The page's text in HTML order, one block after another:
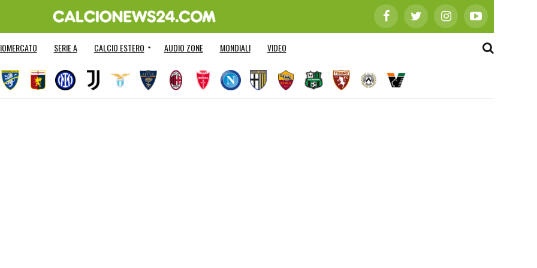
SERIE A CALCIO ESTERO AUDIO ZONE MONDIALI VIDEO